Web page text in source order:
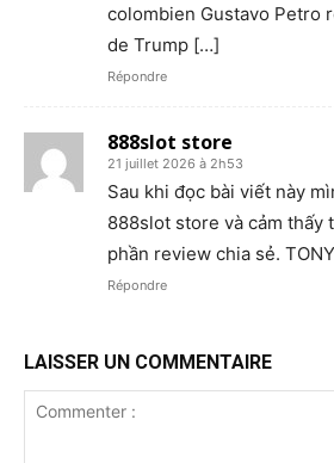
colombien Gustavo Petro
de Trump […]
Répondre
888slot store
21 juillet 2026 à 2h53
Sau khi đọc bài viết này
888slot store và cảm thấy
phần review chia sẻ.
Répondre
LAISSER UN COMMENTAIRE